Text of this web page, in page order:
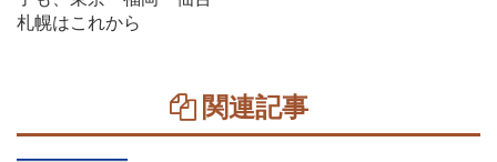
札幌はこれから
関連記事